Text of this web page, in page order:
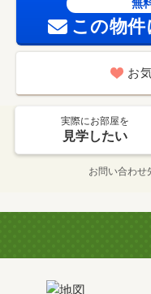
無
この物
お
実際にお部屋を
見学したい
お問い合わせ